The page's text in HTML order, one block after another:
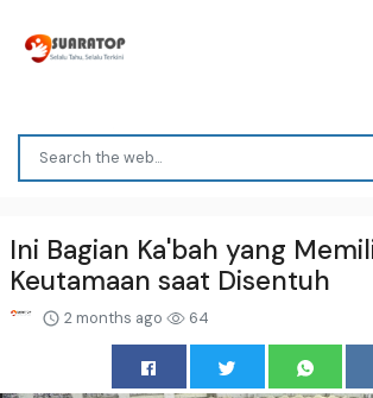
Ini Bagian Ka'bah yang
Keutamaan saat Disentuh
2 months ago 64